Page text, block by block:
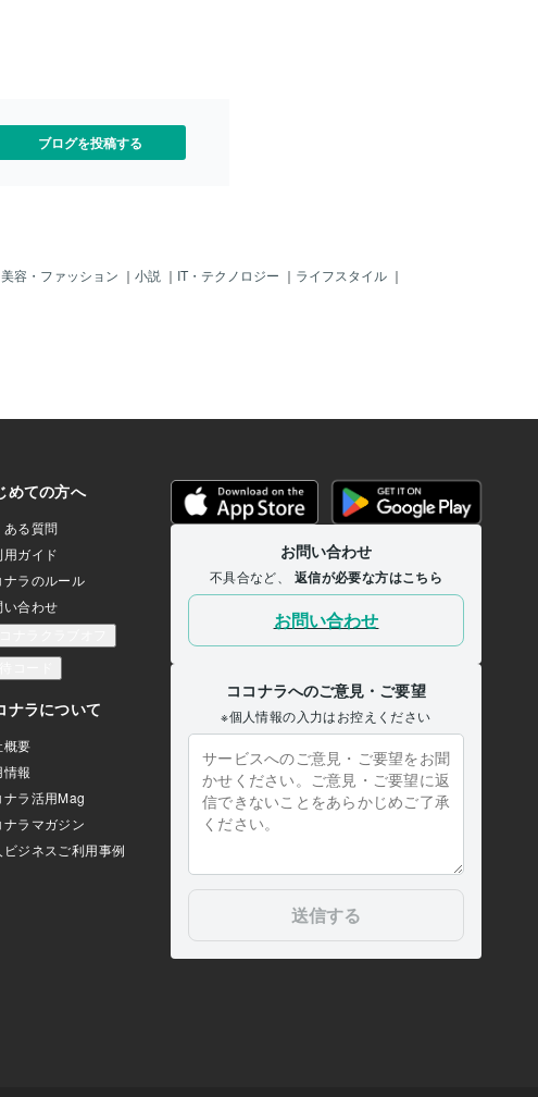
ブログを投稿する
美容・ファッション ｜ 小説 ｜ IT・テクノロジー ｜ ライフスタイル ｜